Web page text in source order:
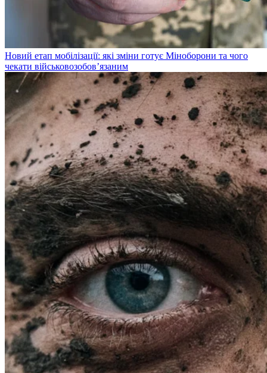
Новий етап мобілізації: які зміни готує Міноборони та чого
чекати військовозобов’язаним